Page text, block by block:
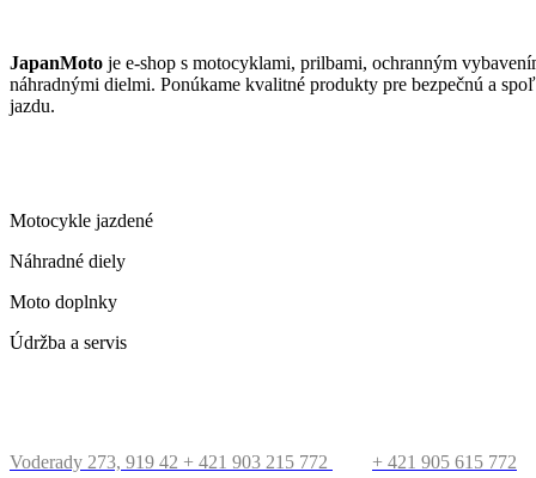
JapanMoto je e-shop s motocyklami, prilbami, ochranným
náhradnými dielmi. Ponúkame kvalitné produkty pre bezpečnú a
jazdu.
Motocykle jazdené
Náhradné diely
Moto doplnky
Údržba a servis
Voderady 273, 919 42 + 421 903 215 772
+ 421 905 615 772